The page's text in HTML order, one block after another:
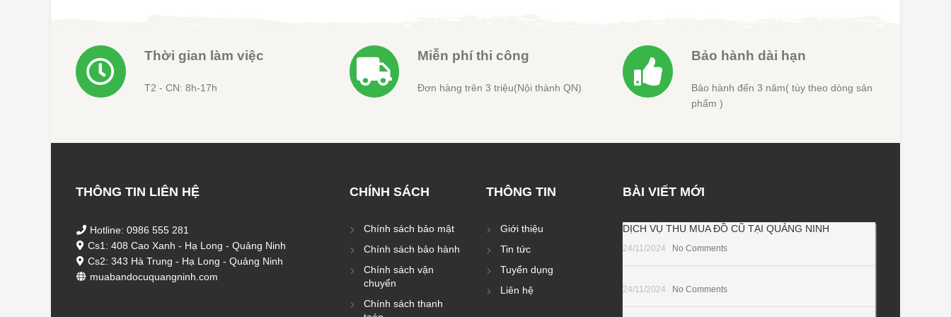
Thời gian làm việc
T2 - CN: 8h-17h
Miễn phí thi công
Đơn hàng trên 3 triệu(Nội thành QN)
Bảo hành dài hạn
Bảo hành đến 3 năm( tùy theo dòng sản
phẩm )
THÔNG TIN LIÊN HỆ
Hotline: 0986 555 281
Cs1: 408 Cao Xanh - Hạ Long - Quảng Ninh
Cs2: 343 Hà Trung - Hạ Long - Quảng Ninh
muabandocuquangninh.com
CHÍNH SÁCH
Chính sách bảo mật
Chính sách bảo hành
Chính sách vận
chuyển
Chính sách thanh
THÔNG TIN
Giới thiệu
Tin tức
Tuyển dụng
Liên hệ
BÀI VIẾT MỚI
DỊCH VỤ THU MUA ĐỒ CŨ TẠI QUẢNG NINH
24/11/2024 No Comments
24/11/2024 No Comments